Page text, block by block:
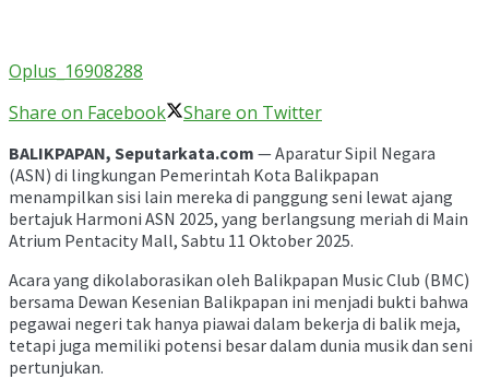
Oplus_16908288
Share on Facebook
Share on Twitter
BALIKPAPAN, Seputarkata.com — Aparatur Sipil Negara
(ASN) di lingkungan Pemerintah Kota Balikpapan
menampilkan sisi lain mereka di panggung seni lewat ajang
bertajuk Harmoni ASN 2025, yang berlangsung meriah di Main
Atrium Pentacity Mall, Sabtu 11 Oktober 2025.
Acara yang dikolaborasikan oleh Balikpapan Music Club (BMC)
bersama Dewan Kesenian Balikpapan ini menjadi bukti bahwa
pegawai negeri tak hanya piawai dalam bekerja di balik meja,
tetapi juga memiliki potensi besar dalam dunia musik dan seni
pertunjukan.